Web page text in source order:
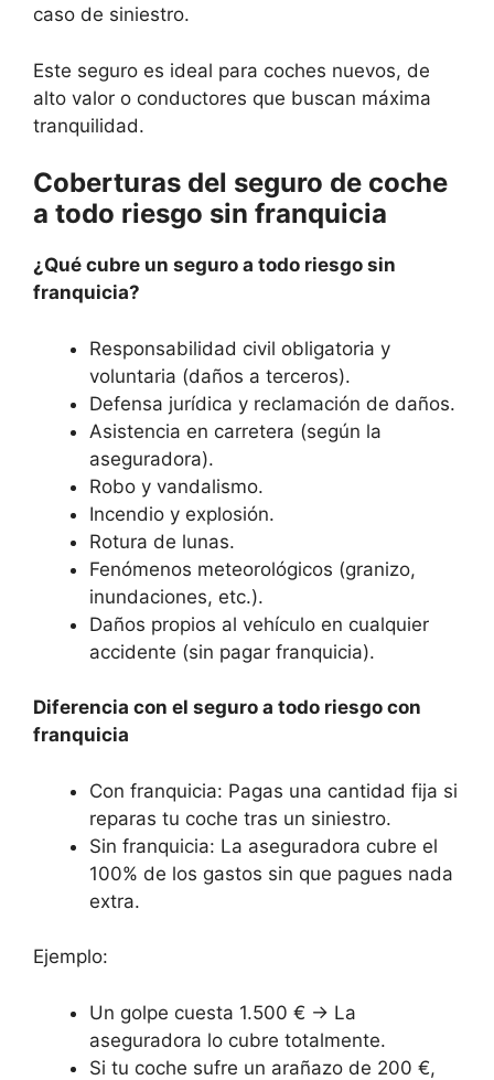
caso de siniestro.
Este seguro es ideal para coches nuevos, de
alto valor o conductores que buscan máxima
tranquilidad.
Coberturas del seguro de coche
a todo riesgo sin franquicia
¿Qué cubre un seguro a todo riesgo sin
franquicia?
Responsabilidad civil obligatoria y
voluntaria (daños a terceros).
Defensa jurídica y reclamación de daños.
Asistencia en carretera (según la
aseguradora).
Robo y vandalismo.
Incendio y explosión.
Rotura de lunas.
Fenómenos meteorológicos (granizo,
inundaciones, etc.).
Daños propios al vehículo en cualquier
accidente (sin pagar franquicia).
Diferencia con el seguro a todo riesgo con
franquicia
Con franquicia: Pagas una cantidad fija si
reparas tu coche tras un siniestro.
Sin franquicia: La aseguradora cubre el
100% de los gastos sin que pagues nada
extra.
Ejemplo:
Un golpe cuesta 1.500 € → La
aseguradora lo cubre totalmente.
Si tu coche sufre un arañazo de 200 €,